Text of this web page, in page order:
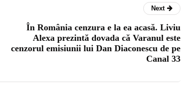
Next
În România cenzura e la ea acasă. Liviu
Alexa prezintă dovada că Varanul este
cenzorul emisiunii lui Dan Diaconescu de pe
Canal 33